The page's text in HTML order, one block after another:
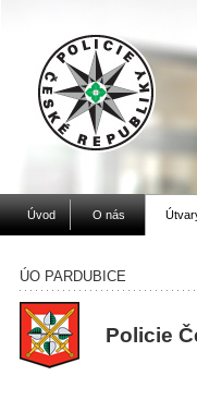
Úvod O nás
ÚO PARDUBICE
Policie